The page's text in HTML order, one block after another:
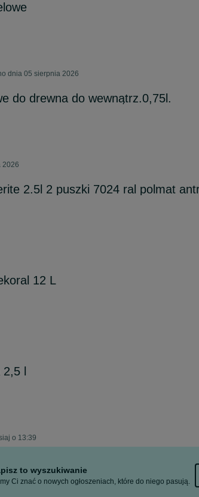
dnia 05 sierpnia 2026
do drewna do wewnątrz.0,75l.
2026
2.5l 2 puszki 7024 ral polmat
12 L
l
o 13:39
to wyszukiwanie
Ci znać o nowych ogłoszeniach, które do niego pasują.